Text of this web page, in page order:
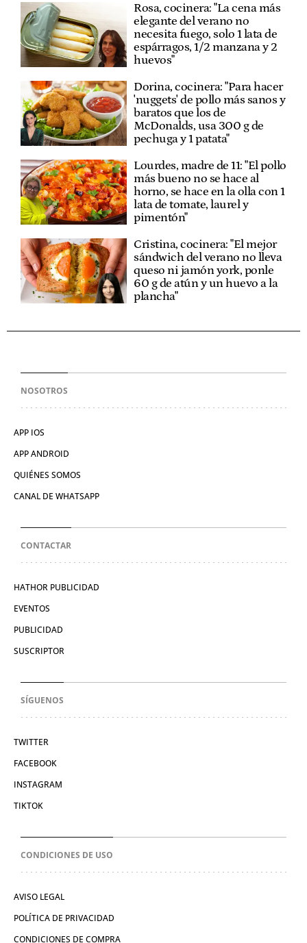
Rosa, cocinera: "La cena más
elegante del verano no
necesita fuego, solo 1 lata de
espárragos, 1/2 manzana y 2
huevos"
Dorina, cocinera: "Para hacer
'nuggets' de pollo más sanos y
baratos que los de
McDonalds, usa 300 g de
pechuga y 1 patata"
Lourdes, madre de 11: "El pollo
más bueno no se hace al
horno, se hace en la olla con 1
lata de tomate, laurel y
pimentón"
Cristina, cocinera: "El mejor
sándwich del verano no lleva
queso ni jamón york, ponle
60 g de atún y un huevo a la
plancha"
NOSOTROS
APP IOS
APP ANDROID
QUIÉNES SOMOS
CANAL DE WHATSAPP
CONTACTAR
HATHOR PUBLICIDAD
EVENTOS
PUBLICIDAD
SUSCRIPTOR
SÍGUENOS
TWITTER
FACEBOOK
INSTAGRAM
TIKTOK
CONDICIONES DE USO
AVISO LEGAL
POLÍTICA DE PRIVACIDAD
CONDICIONES DE COMPRA